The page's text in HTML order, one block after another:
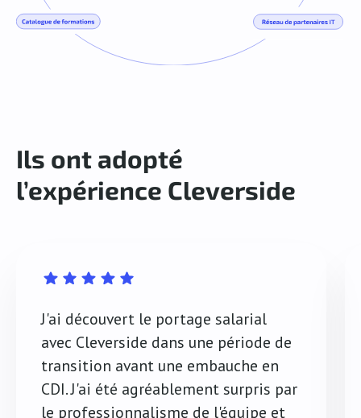
Ils ont adopté
l’expérience Cleverside
J'ai découvert le portage salarial
avec Cleverside dans une période de
transition avant une embauche en
CDI. J'ai été agréablement surpris par
le professionnalisme de l'équipe et